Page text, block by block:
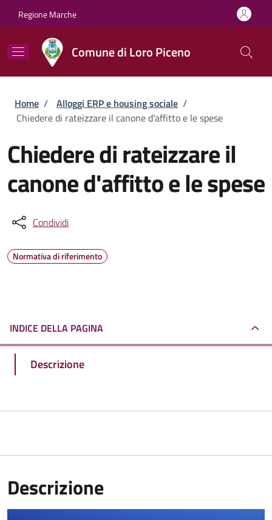
Regione Marche
Comune di Loro Piceno
Briciole di pane
Home / Alloggi ERP e housing sociale /
Chiedere di rateizzare il canone d'affitto e le spese
Chiedere di rateizzare il
canone d'affitto e le spese
Condividi
Normativa di riferimento
INDICE DELLA PAGINA
Descrizione
Descrizione